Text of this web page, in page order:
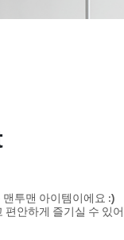
투맨 아이템이에요 :)
안하게 즐기실 수 있어